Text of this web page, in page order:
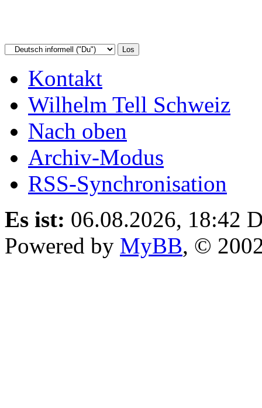
Kontakt
Wilhelm Tell Schweiz
Nach oben
Archiv-Modus
RSS-Synchronisation
Es ist: 06.08.2026, 18:42
Powered by MyBB, ©